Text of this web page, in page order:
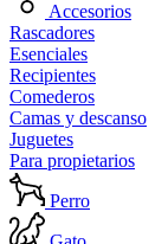
Accesorios
Rascadores
Esenciales
Recipientes
Comederos
Camas y descanso
Juguetes
Para propietarios
Perro